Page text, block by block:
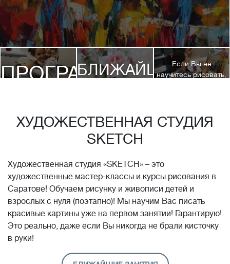
ПРОГРАММЫ
БЛИЖАЙШИЕЕсли Вы не
научитесь рисовать,
стоимость обучения!*
ХУДОЖЕСТВЕННАЯ СТУДИЯ
SKETCH
Художественная студия «SKETCH» – это
художественные мастер-классы и курсы рисования в
Саратове! Обучаем рисунку и живописи детей и
взрослых с нуля (поэтапно)! Мы научим Вас писать
красивые картины уже на первом занятии! Гарантирую!
Это реально, даже если Вы никогда не брали кисточку
в руки!